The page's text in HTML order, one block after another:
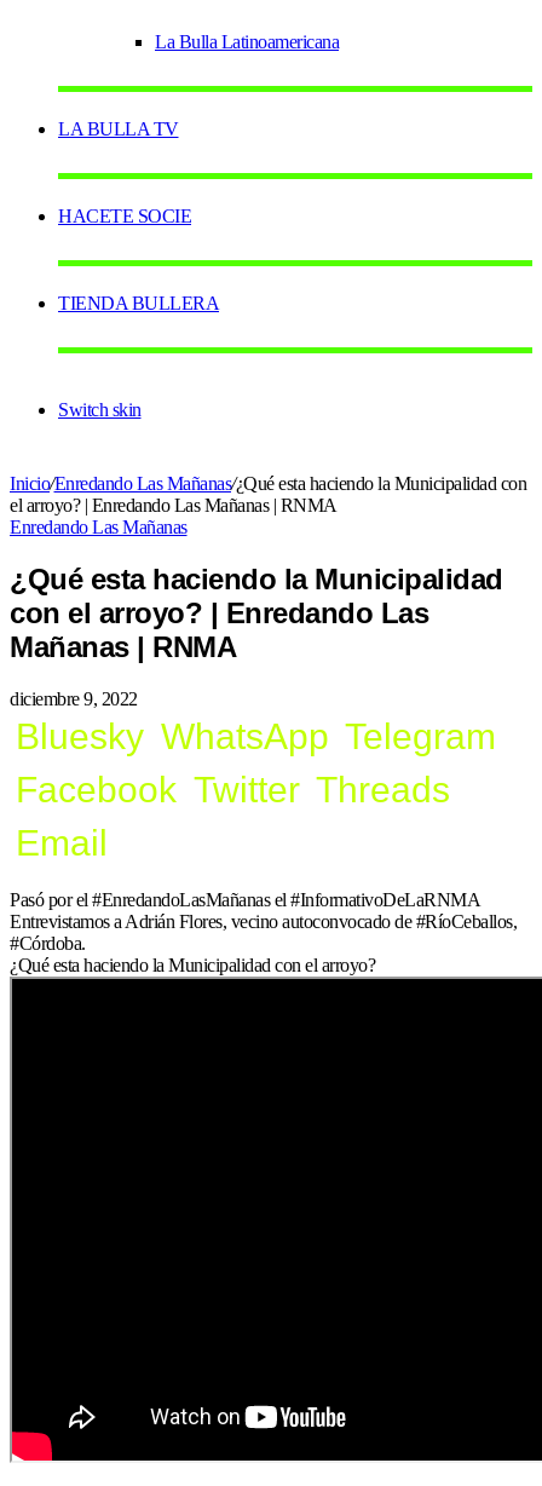
La Bulla Latinoamericana
LA BULLA TV
HACETE SOCIE
TIENDA BULLERA
Switch skin
Inicio/Enredando Las Mañanas/¿Qué esta haciendo la Municipalidad con
el arroyo? | Enredando Las Mañanas | RNMA
Enredando Las Mañanas
¿Qué esta haciendo la Municipalidad
con el arroyo? | Enredando Las
Mañanas | RNMA
diciembre 9, 2022
Bluesky WhatsApp Telegram
Facebook Twitter Threads
Email
Pasó por el #EnredandoLasMañanas el #InformativoDeLaRNMA
Entrevistamos a Adrián Flores, vecino autoconvocado de #RíoCeballos,
#Córdoba.
¿Qué esta haciendo la Municipalidad con el arroyo?